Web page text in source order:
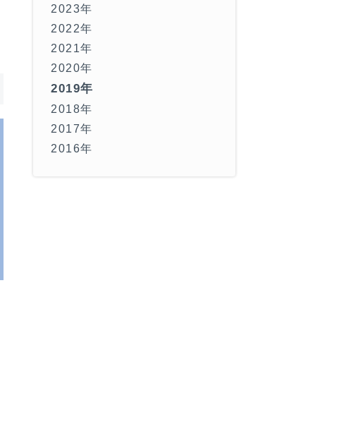
2023年
2022年
2021年
2020年
2019年
2018年
2017年
2016年